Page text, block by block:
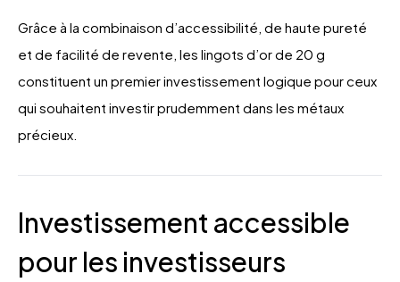
Grâce à la combinaison d’accessibilité, de haute pureté
et de facilité de revente, les lingots d’or de 20 g
constituent un premier investissement logique pour ceux
qui souhaitent investir prudemment dans les métaux
précieux.
Investissement accessible
pour les investisseurs